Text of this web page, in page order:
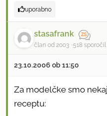
uporabno
stasafrank
član od 2003 518 sporočil
23.10.2006 ob 11:50
Za modelčke smo
receptu: